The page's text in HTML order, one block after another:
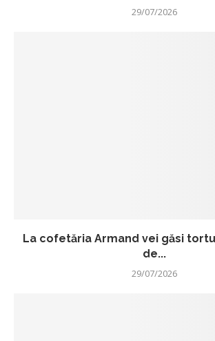
29/07/2026
La cofetăria Armand vei găsi
de...
29/07/2026